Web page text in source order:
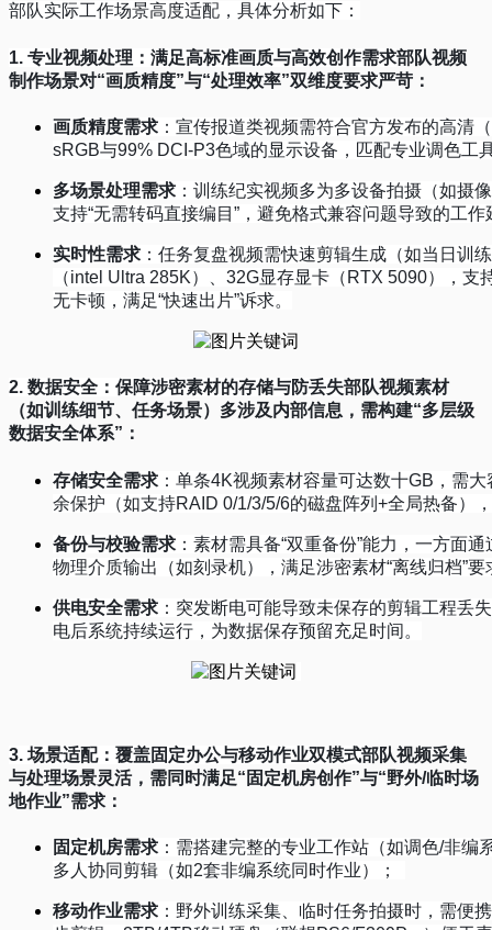
部队实际工作场景高度适配，具体分析如下：
1. 专业视频处理：满足高标准画质与高效创作需求部队视频
制作场景对“画质精度”与“处理效率”双维度要求严苛：
画质精度需求 ：宣传报道类视频需符合官方发布的高清（
sRGB与99% DCI-P3色域的显示设备，匹配专业调色工
多场景处理需求 ：训练纪实视频多为多设备拍摄（如摄
支持“无需转码直接编目 ” ，避免格式兼容问题导致的工
实时性需求 ：任务复盘视频需快速剪辑生成（如当日训
（intel Ultra 285K）、 32G显存显卡（ RTX 5090），支
无卡顿，满足“快速出片”诉求。
2. 数据安全：保障涉密素材的存储与防丢失部队视频素材
（如训练细节、任务场景）多涉及内部信息，需构建“多层级
数据安全体系” ：
存储安全需求 ：单条4K视频素材容量可达数十GB ，需
余保护（如支持RAID 0/1/3/5/6的磁盘阵列 +全局热备）
备份与校验需求 ：素材需具备“双重备份”能力，一方面通
物理介质输出（如刻录机），满足涉密素材“离线归档”要
供电安全需求 ：突发断电可能导致未保存的剪辑工程丢
电后系统持续运行，为数据保存预留充足时间。
3. 场景适配：覆盖固定办公与移动作业双模式部队视频采集
与处理场景灵活，需同时满足“ 固定机房创作”与“野外/临时场
地作业”需求：
固定机房需求 ：需搭建完整的专业工作站（如调色/非编
多人协同剪辑（如2套非编系统同时作业）；
移动作业需求 ：野外训练采集、临时任务拍摄时，需便